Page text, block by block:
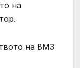
на
на ВМЗ